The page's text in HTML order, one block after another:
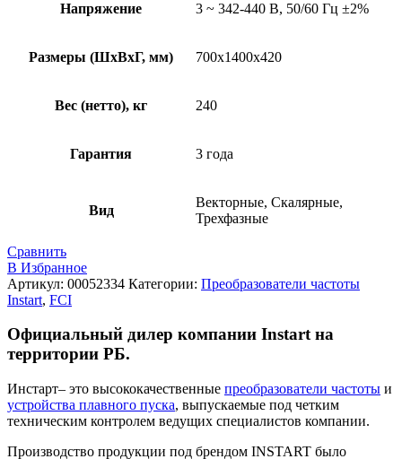
Напряжение 3 ~ 342-440 В, 50/60 Гц ±2%
Размеры (ШхВхГ, мм) 700x1400x420
Вес (нетто), кг 240
Гарантия 3 года
Вид
Векторные, Скалярные,
Трехфазные
Сравнить
В Избранное
Артикул: 00052334 Категории: Преобразователи частоты
Instart, FCI
Официальный дилер компании Instartна
территории РБ.
Инстарт– это высококачественные преобразователи частоты и
устройства плавного пуска, выпускаемые под четким
техническим контролем ведущих специалистов компании.
Производство продукции под брендом INSTART было